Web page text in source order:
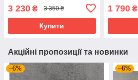
3 230 ₴ 3 350 ₴
Купити
1 790₴
Акційні пропозиції та новинки
–6% –6%